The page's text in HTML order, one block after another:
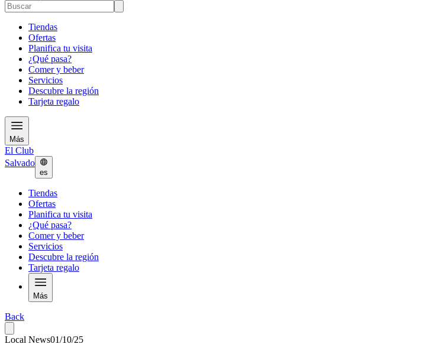
Tiendas
Ofertas
Planifica tu visita
¿Qué pasa?
Comer y beber
Servicios
Descubre la región
Tarjeta regalo
Más
El Club
Salvado
es
Tiendas
Ofertas
Planifica tu visita
¿Qué pasa?
Comer y beber
Servicios
Descubre la región
Tarjeta regalo
Más
Back
Local News01/10/25